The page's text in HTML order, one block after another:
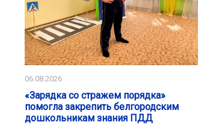
06.08.2026
«Зарядка со стражем порядка»
помогла закрепить белгородским
дошкольникам знания ПДД